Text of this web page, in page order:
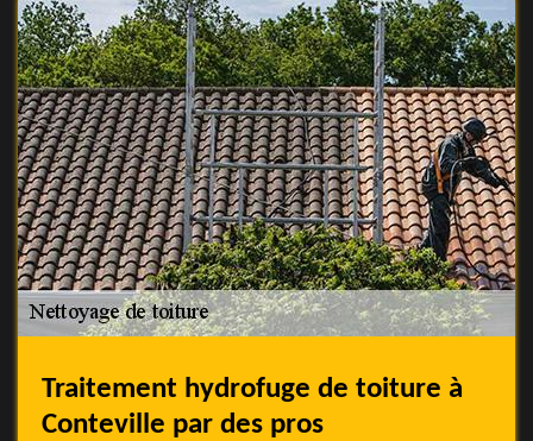
Traitement hydrofuge de toiture à
Conteville par des pros